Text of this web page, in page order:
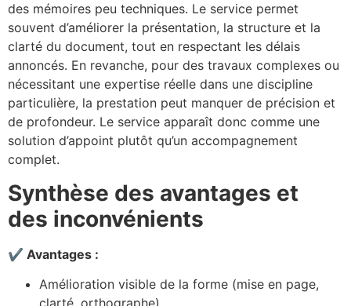
des mémoires peu techniques. Le service permet
souvent d’améliorer la présentation, la structure et la
clarté du document, tout en respectant les délais
annoncés. En revanche, pour des travaux complexes ou
nécessitant une expertise réelle dans une discipline
particulière, la prestation peut manquer de précision et
de profondeur. Le service apparaît donc comme une
solution d’appoint plutôt qu’un accompagnement
complet.
Synthèse des avantages et
des inconvénients
✔ Avantages :
Amélioration visible de la forme (mise en page,